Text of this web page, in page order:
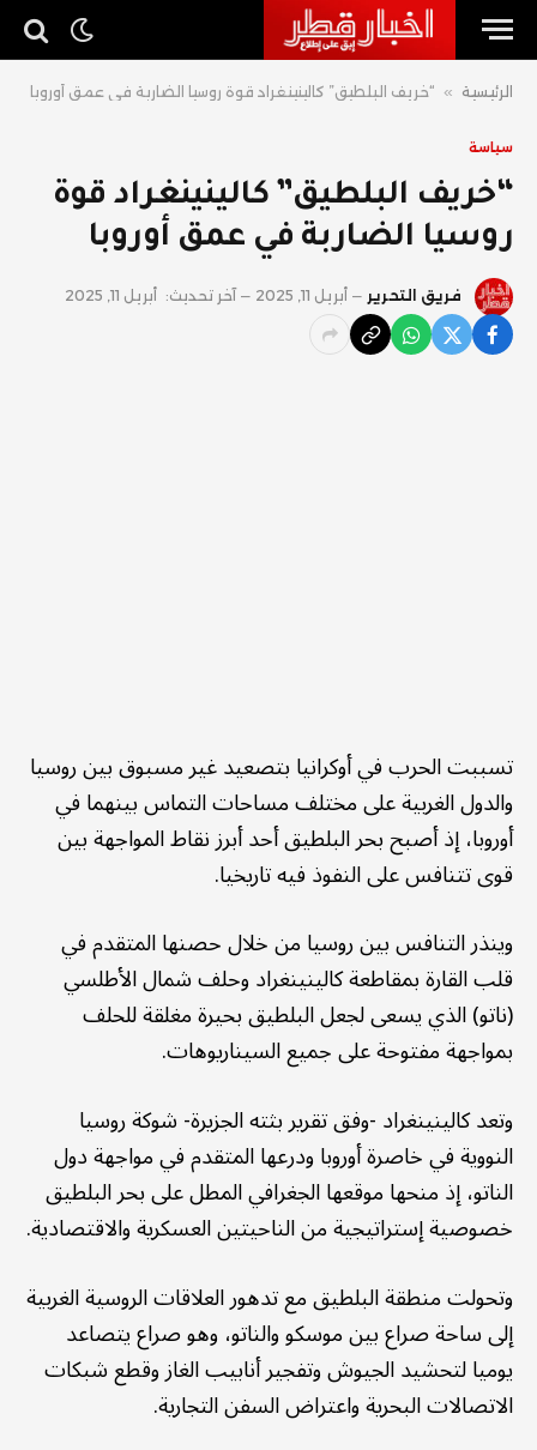
الرئيسية » “خريف البلطيق” كالينينغراد قوة روسيا الضاربة في عمق أوروبا
سياسة
“خريف البلطيق” كالينينغراد قوة
روسيا الضاربة في عمق أوروبا
فريق التحرير أبريل 11, 2025 آخر تحديث: أبريل 11, 2025
تسببت الحرب في أوكرانيا بتصعيد غير مسبوق بين روسيا
والدول الغربية على مختلف مساحات التماس بينهما في
أوروبا، إذ أصبح بحر البلطيق أحد أبرز نقاط المواجهة بين
قوى تتنافس على النفوذ فيه تاريخيا.
وينذر التنافس بين روسيا من خلال حصنها المتقدم في
قلب القارة بمقاطعة كالينينغراد وحلف شمال الأطلسي
(ناتو) الذي يسعى لجعل البلطيق بحيرة مغلقة للحلف
بمواجهة مفتوحة على جميع السيناريوهات.
وتعد كالينينغراد -وفق تقرير بثته الجزيرة- شوكة روسيا
النووية في خاصرة أوروبا ودرعها المتقدم في مواجهة دول
الناتو، إذ منحها موقعها الجغرافي المطل على بحر البلطيق
خصوصية إستراتيجية من الناحيتين العسكرية والاقتصادية.
وتحولت منطقة البلطيق مع تدهور العلاقات الروسية الغربية
إلى ساحة صراع بين موسكو والناتو، وهو صراع يتصاعد
يوميا لتحشيد الجيوش وتفجير أنابيب الغاز وقطع شبكات
الاتصالات البحرية واعتراض السفن التجارية.